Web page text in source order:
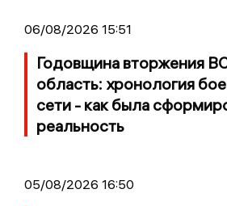
06/08/2026 15:51
Годовщина вторжения
область: хронология
сети - как была
реальность
05/08/2026 16:50